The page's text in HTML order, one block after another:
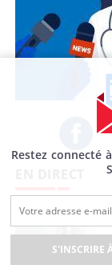
Facebook
Restez connecté
S'INSCRIRE